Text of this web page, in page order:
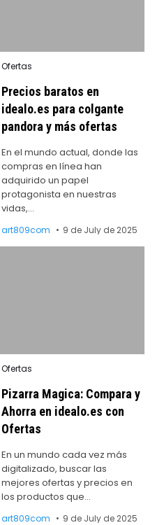
Posted
Ofertas
Precios baratos en
idealo.es para colgante
pandora y más ofertas
En el mundo actual, donde las
compras en línea han
adquirido un papel
protagonista en nuestras
vidas,…
art809com 9 de July de 2025
Posted
Ofertas
Pizarra Magica: Compara y
Ahorra en idealo.es con
Ofertas
En un mundo cada vez más
digitalizado, buscar las
mejores ofertas y precios en
los productos que…
art809com 9 de July de 2025